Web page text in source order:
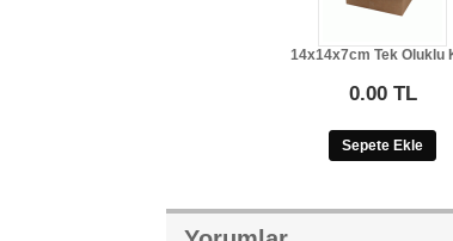
14x14x7cm Tek Oluklu
0.00 TL
Sepete Ekle